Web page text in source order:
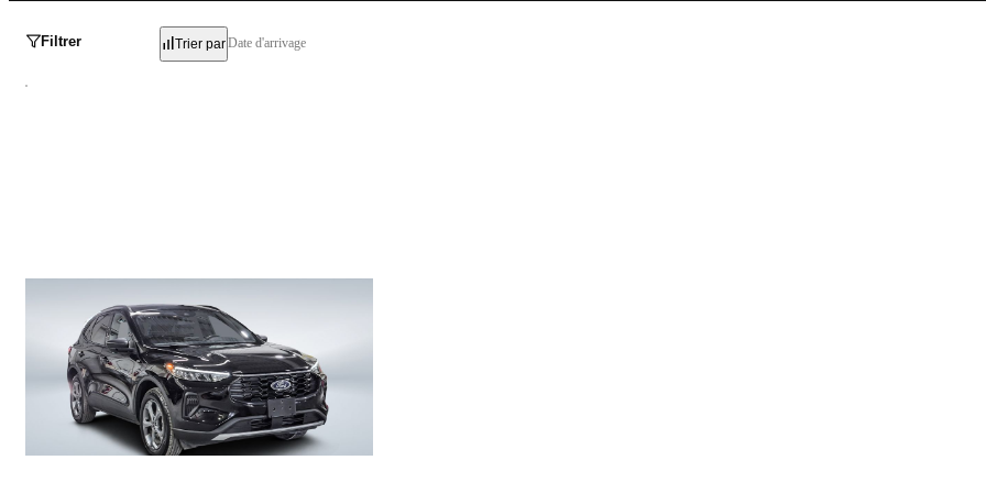
Filtrer Trier parDate d'arrivage
Ford Escape
ST-Line 2025
24 847 km
30 996 $
Stock MH4329 / NIV A37366